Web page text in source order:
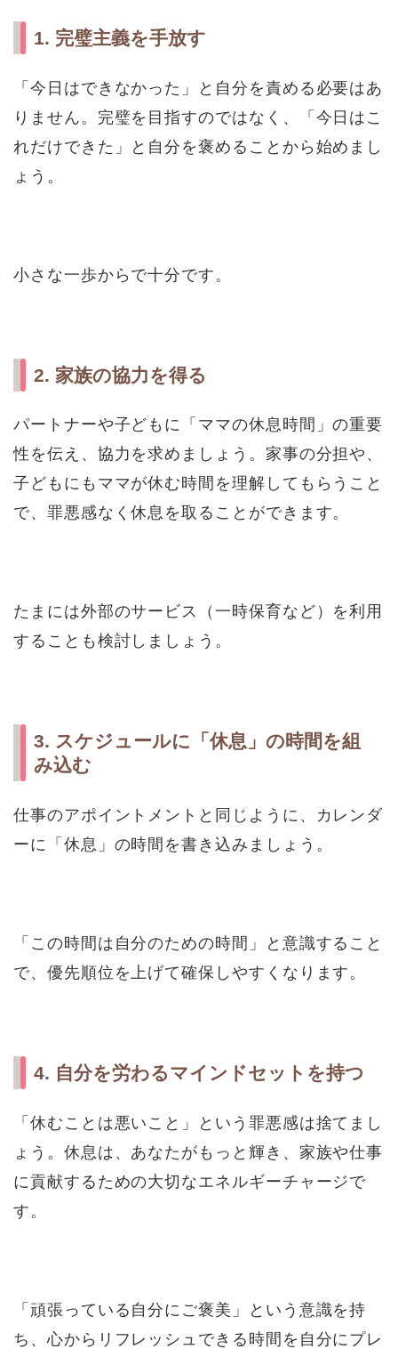
1. 完璧主義を手放す
「今日はできなかった」と自分を責める必要はあ
りません。完璧を目指すのではなく、「今日はこ
れだけできた」と自分を褒めることから始めまし
ょう。
小さな一歩からで十分です。
2. 家族の協力を得る
パートナーや子どもに「ママの休息時間」の重要
性を伝え、協力を求めましょう。家事の分担や、
子どもにもママが休む時間を理解してもらうこと
で、罪悪感なく休息を取ることができます。
たまには外部のサービス（一時保育など）を利用
することも検討しましょう。
3. スケジュールに「休息」の時間を組
み込む
仕事のアポイントメントと同じように、カレンダ
ーに「休息」の時間を書き込みましょう。
「この時間は自分のための時間」と意識すること
で、優先順位を上げて確保しやすくなります。
4. 自分を労わるマインドセットを持つ
「休むことは悪いこと」という罪悪感は捨てまし
ょう。休息は、あなたがもっと輝き、家族や仕事
に貢献するための大切なエネルギーチャージで
す。
「頑張っている自分にご褒美」という意識を持
ち、心からリフレッシュできる時間を自分にプレ